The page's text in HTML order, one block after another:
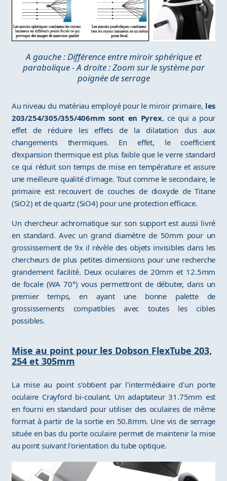
A gauche : Différence entre miroir sphérique et
parabolique - A droite : Zoom sur le système par
poignée de serrage
Au niveau du matériau employé pour le miroir primaire, les
203/254/305/355/406mm sont en Pyrex, ce qui a pour
effet de réduire les effets de la dilatation dus aux
changements thermiques. En effet, le coefficient
d'expansion thermique est plus faible que le verre standard
ce qui réduit son temps de mise en température et assure
une meilleure qualité d'image. Tout comme le secondaire, le
primaire est recouvert de couches de dioxyde de Titane
(SiO2) et de quartz (SiO4) pour une protection efficace.
Un chercheur achromatique sur son support est aussi livré
en standard. Avec un grand diamètre de 50mm pour un
grossissement de 9x il révèle des objets invisibles dans les
chercheurs de plus petites dimensions pour une recherche
grandement facilité. Deux oculaires de 20mm et 12.5mm
de focale (WA 70°) vous permettront de débuter, dans un
premier temps, en ayant une bonne palette de
grossissements compatibles avec toutes les cibles
possibles.
Mise au point pour les Dobson FlexTube 203,
254 et 305mm
La mise au point s'obtient par l'intermédiaire d'un porte
oculaire Crayford bi-coulant. Un adaptateur 31.75mm est
en fourni en standard pour utiliser des oculaires de même
format à partir de la sortie en 50.8mm. Une vis de serrage
située en bas du porte oculaire permet de maintenir la mise
au point suivant l'orientation du tube optique.